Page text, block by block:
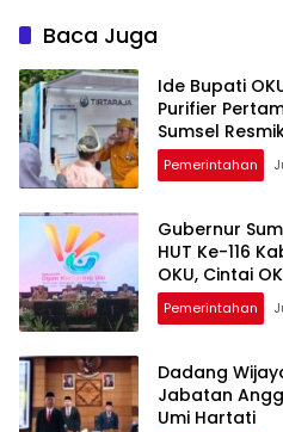
Baca Juga
Ide Bupati
Purifier
Sumsel
Ke-116 OKU
Pemerintahan
Gubernur
HUT Ke-116
OKU, Cintai
Pembangunan
Pemerintahan
Dadang
Jabatan
Umi Hartati